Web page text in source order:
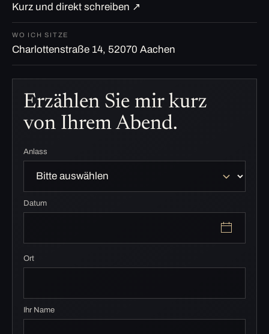
Kurz und direkt schreiben ↗
WO ICH SITZE
Charlottenstraße 14, 52070 Aachen
Erzählen Sie mir kurz
von Ihrem Abend.
Anlass
Datum
Ort
Ihr Name